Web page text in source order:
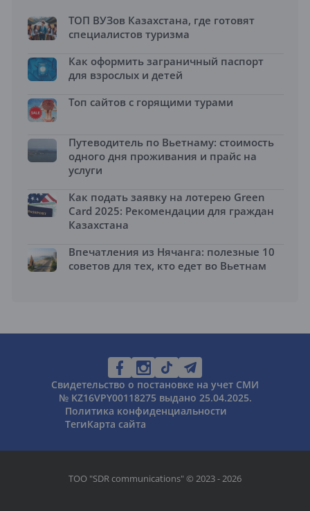
ТОП ВУЗов Казахстана, где готовят
специалистов туризма
Как оформить заграничный паспорт
для взрослых и детей
Топ сайтов с горящими турами
Путеводитель по Вьетнаму: стоимость
одного дня проживания и прайс на
услуги
Как подать заявку на лотерею Green
Card 2025: Рекомендации для граждан
Казахстана
Впечатления из Нячанга: полезные 10
советов для тех, кто едет во Вьетнам
Свидетельство о постановке на учет СМИ
№ KZ16VPY00118275 выдано 25.04.2025.
Политика конфиденциальности
ТегиКарта сайта
ТОО "SDR communications" © 2023 - 2026